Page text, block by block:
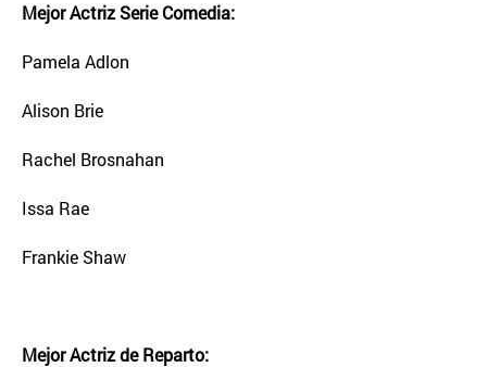
Mejor Actriz Serie Comedia:
Pamela Adlon
Alison Brie
Rachel Brosnahan
Issa Rae
Frankie Shaw
Mejor Actriz de Reparto: